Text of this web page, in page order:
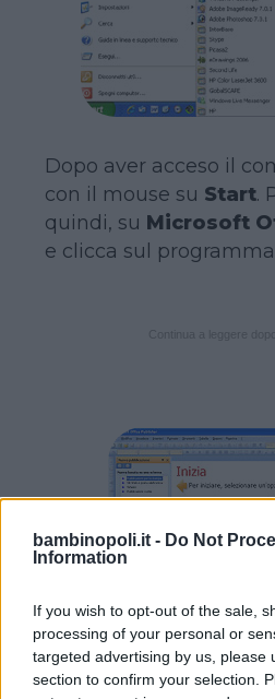
bambinopoli.it - Do Not
Information
If you wish to opt-out of the sale,
processing of your personal or
targeted advertising by us, please
section to confirm your selection.
Dopo aver acceso il
con il mouse su Start.
quindi, su Microsoft
e clicca sul
Dopo aver cliccato su